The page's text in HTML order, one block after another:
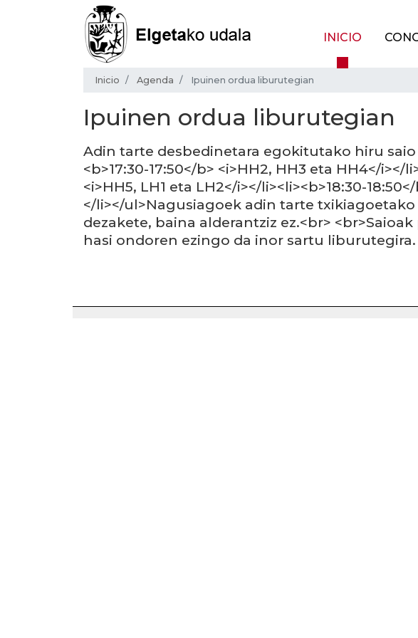
INICIO
Inicio Agenda Ipuinen ordua liburutegian
Ipuinen ordua liburutegian
Adin tarte desbedinetara egokitutako hiru saio
<b>17:30-17:50</b> <i>HH2, HH3 eta HH4</i></
<i>HH5, LH1 eta LH2</i></li><li><b>18:30-
</li></ul>Nagusiagoek adin tarte
dezakete, baina alderantziz ez.<br>
hasi ondoren ezingo da inor sartu liburutegira.